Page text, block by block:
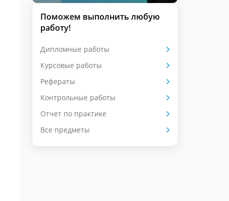
Поможем выполнить любую
работу!
Дипломные работы
Курсовые работы
Рефераты
Контрольные работы
Отчет по практике
Все предметы